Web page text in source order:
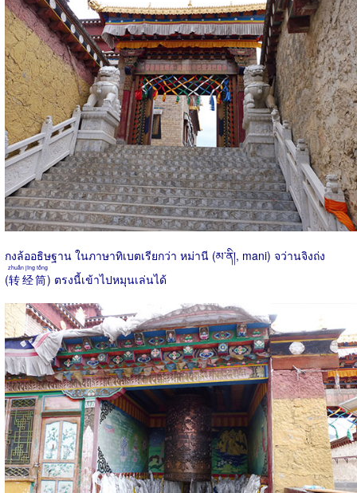
กงล้ออธิษฐาน ในภาษาทิเบตเรียกว่า หม่านี (མ་ནི།, mani) จว่านจิงถ่ง
(转经筒
zhuǎn jīng tǒng
) ตรงนี้เข้าไปหมุนเล่นได้